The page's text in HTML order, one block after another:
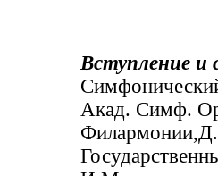
Вступление и
Акад. Симф.